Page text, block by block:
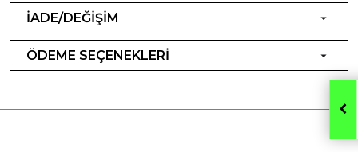
İADE/DEĞİŞİM
ÖDEME SEÇENEKLERİ